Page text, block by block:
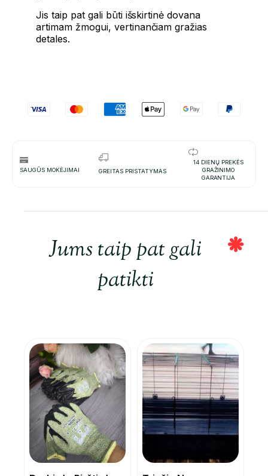
Jis taip pat gali būti išskirtinė dovana
artimam žmogui, vertinančiam gražias
detales.
SAUGŪS MOKĖJIMAI GREITAS PRISTATYMAS
14 DIENŲ PREKĖS
GRAŽINIMO
GARANTIJA
Jums taip pat gali
patikti